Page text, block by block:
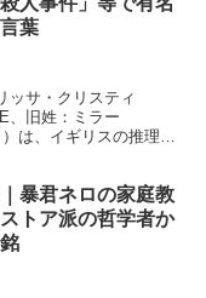
葉
ッサ・クリスティ
、旧姓：ミラー
は、イギリスの推理作
暴君ネロの家庭教
トア派の哲学者か